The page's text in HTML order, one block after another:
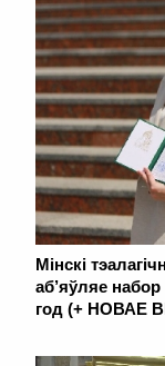
Мінскі
аб’яўляе
год (+ НОВАЕ